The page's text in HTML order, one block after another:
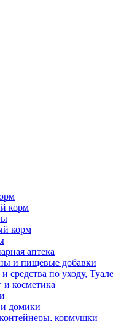
корм
корм
аптека
и пищевые добавки
средства по уходу,
и косметика
домики
кормушки